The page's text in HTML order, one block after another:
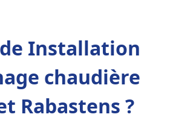
Installation
chaudière
Rabastens ?